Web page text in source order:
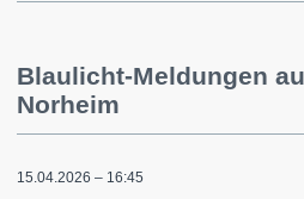
Blaulicht-Meldungen
Norheim
15.04.2026 – 16:45